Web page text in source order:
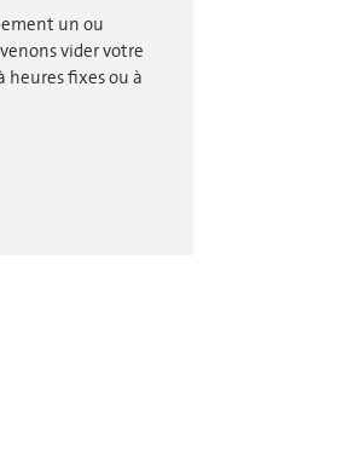
un ou
vider votre
heures fixes ou à